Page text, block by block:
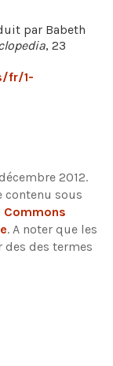
par Babeth
, 23
fr/1-
2012.
sous
Commons
. A noter que les
des des termes